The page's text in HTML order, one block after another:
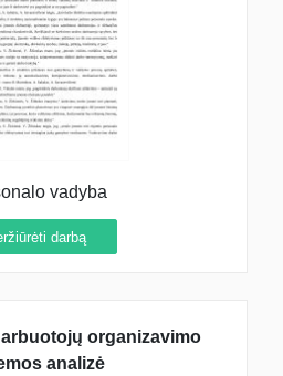
vadyba
darbą
organizavimo
analizė